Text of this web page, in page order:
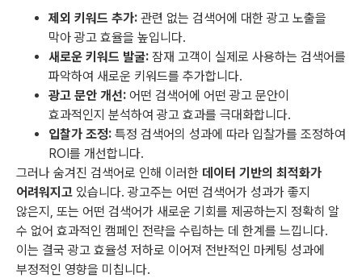
제외 키워드 추가: 관련 없는 검색어에 대한 광고 노출을
막아 광고 효율을 높입니다.
새로운 키워드 발굴: 잠재 고객이 실제로 사용하는 검색어를
파악하여 새로운 키워드를 추가합니다.
광고 문안 개선: 어떤 검색어에 어떤 광고 문안이
효과적인지 분석하여 광고 효과를 극대화합니다.
입찰가 조정: 특정 검색어의 성과에 따라 입찰가를 조정하여
ROI를 개선합니다.
그러나 숨겨진 검색어로 인해 이러한 데이터 기반의 최적화가
어려워지고 있습니다. 광고주는 어떤 검색어가 성과가 좋지
않은지, 또는 어떤 검색어가 새로운 기회를 제공하는지 정확히 알
수 없어 효과적인 캠페인 전략을 수립하는 데 한계를 느낍니다.
이는 결국 광고 효율성 저하로 이어져 전반적인 마케팅 성과에
부정적인 영향을 미칩니다.